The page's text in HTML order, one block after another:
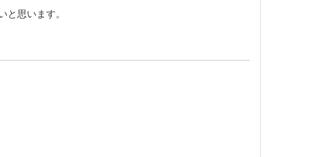
思います。